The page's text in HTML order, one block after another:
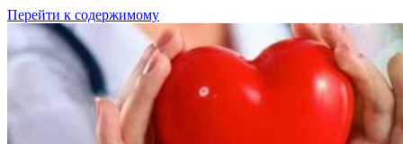
Перейти к содержимому